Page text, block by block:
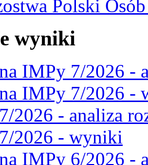
Polski
wyniki
IMPy 7/2026 -
IMPy 7/2026 -
2026 - analiza
2026 - wyniki
IMPy 6/2026 -